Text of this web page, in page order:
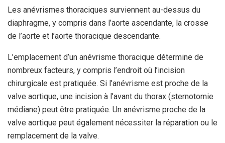
Les anévrismes thoraciques surviennent au-dessus du
diaphragme, y compris dans l’aorte ascendante, la crosse
de l’aorte et l’aorte thoracique descendante.
L’emplacement d’un anévrisme thoracique détermine de
nombreux facteurs, y compris l’endroit où l’incision
chirurgicale est pratiquée. Si l’anévrisme est proche de la
valve aortique, une incision à l’avant du thorax (sternotomie
médiane) peut être pratiquée. Un anévrisme proche de la
valve aortique peut également nécessiter la réparation ou le
remplacement de la valve.